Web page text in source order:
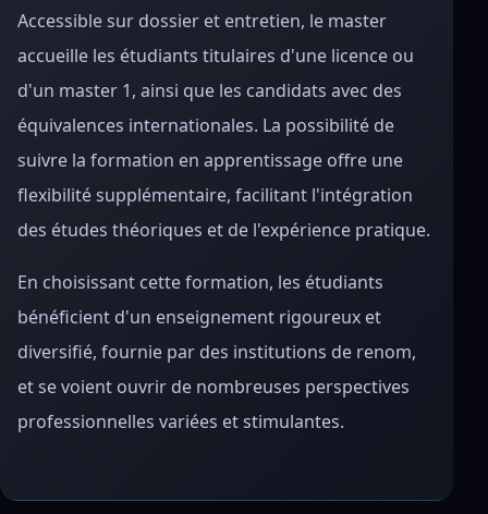
Accessible sur dossier et entretien, le master
accueille les étudiants titulaires d'une licence ou
d'un master 1, ainsi que les candidats avec des
équivalences internationales. La possibilité de
suivre la formation en apprentissage offre une
flexibilité supplémentaire, facilitant l'intégration
des études théoriques et de l'expérience pratique.
En choisissant cette formation, les étudiants
bénéficient d'un enseignement rigoureux et
diversifié, fournie par des institutions de renom,
et se voient ouvrir de nombreuses perspectives
professionnelles variées et stimulantes.